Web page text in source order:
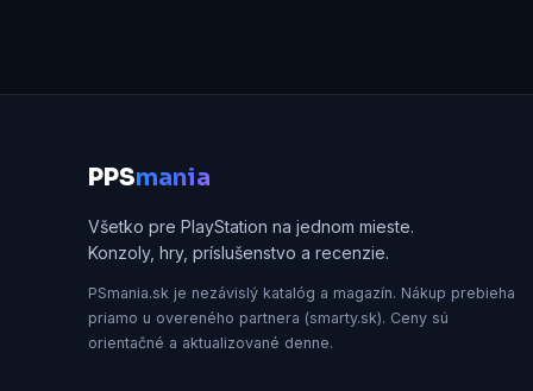
PPSmania
Všetko pre PlayStation na jednom mieste.
Konzoly, hry, príslušenstvo a recenzie.
PSmania.sk je nezávislý katalóg a magazín. Nákup prebieha
priamo u overeného partnera (smarty.sk). Ceny sú
orientačné a aktualizované denne.